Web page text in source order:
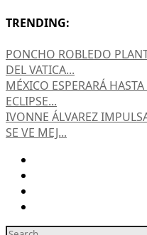
TRENDING:
PONCHO ROBLEDO
DEL VATICA...
MÉXICO ESPERARÁ
ECLIPSE...
IVONNE ÁLVAREZ
SE VE MEJ...